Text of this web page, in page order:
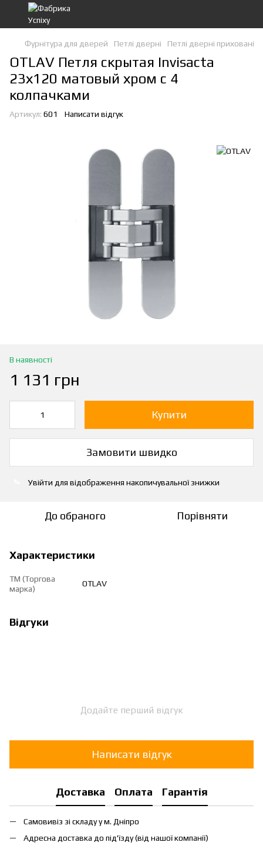
Фурнітура для дверей Петлі дверні Петлі дверні приховані
OTLAV Петля скрытая Invisacta
23х120 матовый хром с 4
колпачками
Артикул: 601 Написати відгук
В наявності
1 131 грн
Купити
Замовити швидко
Увійти для відображення накопичувальної знижки
До обраного Порівняти
Характеристики
ТМ (Торгова
марка)
OTLAV
Відгуки
Додайте перший відгук
Написати відгук
Доставка Оплата Гарантія
Самовивіз зі складу у м. Дніпро
Адресна доставка до під'їзду (від нашої компанії)